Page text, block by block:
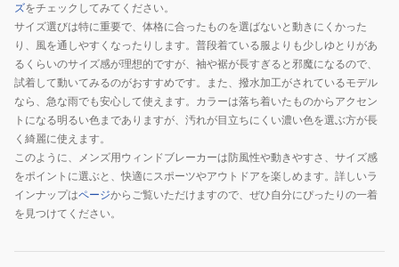
ズをチェックしてみてください。
サイズ選びは特に重要で、体格に合ったものを選ばないと動きにくかった
り、風を通しやすくなったりします。普段着ている服よりも少しゆとりがあ
るくらいのサイズ感が理想的ですが、袖や裾が長すぎると邪魔になるので、
試着して動いてみるのがおすすめです。また、撥水加工がされているモデル
なら、急な雨でも安心して使えます。カラーは落ち着いたものからアクセン
トになる明るい色までありますが、汚れが目立ちにくい濃い色を選ぶ方が長
く綺麗に使えます。
このように、メンズ用ウィンドブレーカーは防風性や動きやすさ、サイズ感
をポイントに選ぶと、快適にスポーツやアウトドアを楽しめます。詳しいラ
インナップはページからご覧いただけますので、ぜひ自分にぴったりの一着
を見つけてください。